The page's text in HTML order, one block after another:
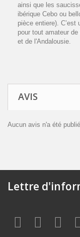
ainsi que les
ibérique Cebo ou
pièce entiere). C’est
pour tout amateur
et de l'Andalousie.
AVIS
Aucun avis n'a été
Lettre